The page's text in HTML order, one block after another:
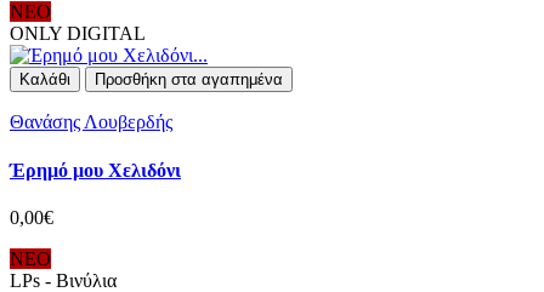
ΝΕΟ
ONLY DIGITAL
Καλάθι Προσθήκη στα αγαπημένα
Θανάσης Λουβερδής
Έρημό μου Χελιδόνι
0,00€
ΝΕΟ
LPs - Βινύλια